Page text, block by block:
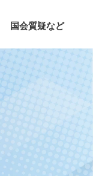
国会質疑など